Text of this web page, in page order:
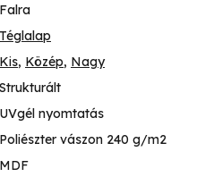
Falra
Téglalap
Kis, Közép, Nagy
Strukturált
UVgél nyomtatás
Poliészter vászon 240 g/m2
MDF